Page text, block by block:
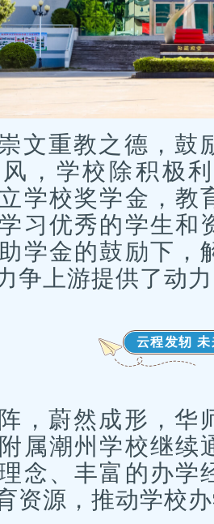
文重教之德，鼓
，学校除积极
学校奖学金，教
习优秀的学生和
学金的鼓励下，
争上游提供了动
云程发轫
，蔚然成形，华
属潮州学校继续
念、丰富的办学
资源，推动学校